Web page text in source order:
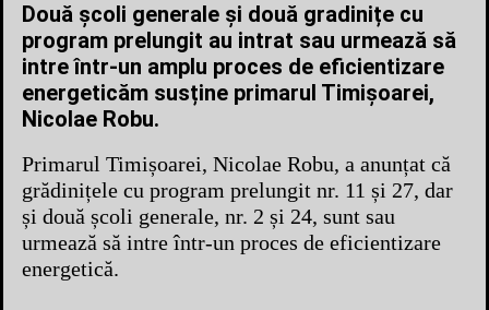
Două școli generale și două gradinițe cu
program prelungit au intrat sau urmează să
intre într-un amplu proces de eficientizare
energeticăm susține primarul Timișoarei,
Nicolae Robu.
Primarul Timișoarei, Nicolae Robu, a anunțat că
grădinițele cu program prelungit nr. 11 și 27, dar
și două școli generale, nr. 2 și 24, sunt sau
urmează să intre într-un proces de eficientizare
energetică.